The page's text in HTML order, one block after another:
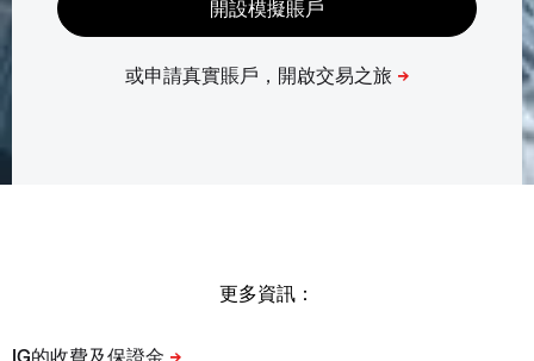
更多資訊：